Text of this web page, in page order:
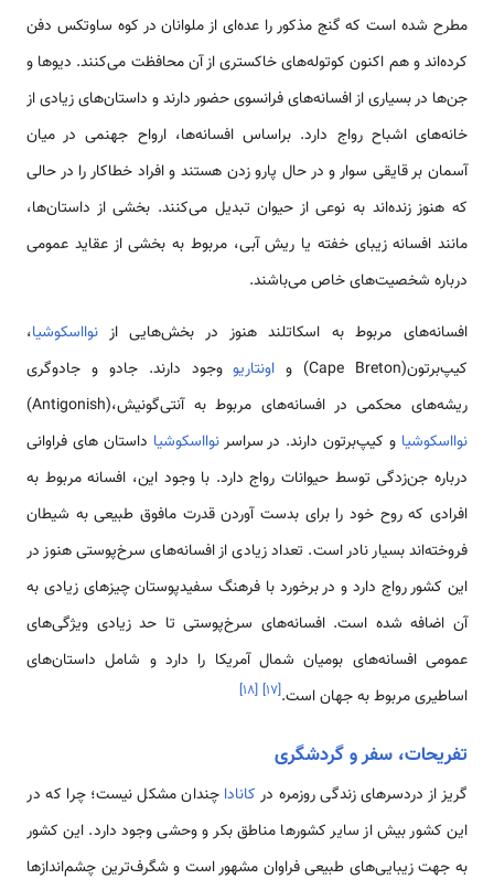
مطرح شده است که گنج مذکور را عده‌ای از ملوانان در کوه ساوتکس دفن
کرده‌اند و هم اکنون کوتوله‌های خاکستری از آن محافظت می‌کنند. دیوها و
جن‌ها در بسیاری از افسانه‌های فرانسوی حضور دارند و داستان‌های زیادی از
خانه‌های اشباح رواج دارد. براساس افسانه‌ها، ارواح جهنمی در میان
آسمان بر قایقی سوار و در حال پارو زدن هستند و افراد خطاکار را در حالی
که هنوز زنده‌اند به نوعی از حیوان تبدیل می‌کنند. بخشی از داستان‌ها،
مانند افسانه زیبای خفته یا ریش آبی، مربوط به بخشی از عقاید عمومی
درباره شخصیت‌های خاص می‌باشند.
افسانه‌های مربوط به اسکاتلند هنوز در بخش‌هایی از نوااسکوشیا،
کیپ‌برتون(Cape Breton) و
اونتاریووجود دارند. جادو و جادوگری
ریشه‌های محکمی در افسانه‌های مربوط به آنتی‌گونیش،(Antigonish)
نوااسکوشیا و کیپ‌برتون دارند. در سراسرنوااسکوشیا داستان های فراوانی
درباره جن‌زدگی توسط حیوانات رواج دارد. با وجود این، افسانه مربوط به
افرادی که روح خود را برای بدست آوردن قدرت مافوق طبیعی به شیطان
فروخته‌اند بسیار نادر است. تعداد زیادی از افسانه‌های سرخ‌پوستی هنوز در
این کشور رواج دارد و در برخورد با فرهنگ سفیدپوستان چیزهای زیادی به
آن اضافه شده است. افسانه‌های سرخ‌پوستی تا حد زیادی ویژگی‌های
عمومی افسانه‌های بومیان شمال آمریکا را دارد و شامل داستان‌های
اساطیری مربوط به جهان است.[۱۷]
[۱۸]
تفریحات، سفر و گردشگری
گریز از دردسرهای زندگی روزمره در کانادا چندان مشکل نیست؛ چرا که در
این کشور بیش از سایر کشورها مناطق بکر و وحشی وجود دارد. این کشور
به جهت زیبایی‌های طبیعی فراوان مشهور است و شگرف‌ترین چشم‌اندازها